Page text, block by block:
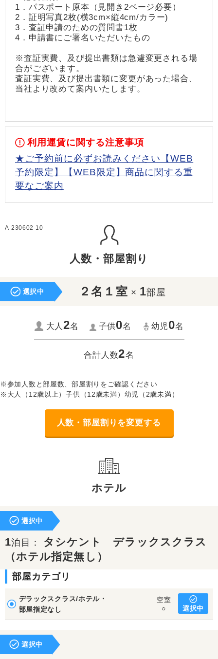
1．パスポート原本（見開き2ページ必要）
2．証明写真2枚(横3cm×縦4cm/カラー)
3．査証申請のための質問書1枚
4．申請書にご署名いただいたもの
※査証実費、及び提出書類は急遽変更される場
合がございます。
査証実費、及び提出書類に変更があった場合、
当社より改めて案内いたします。
利用運賃に関する注意事項
★ご予約前に必ずお読みください【WEB
予約限定】【WEB限定】商品に関する重
要なご案内
A-230602-10
人数・部屋割り
選択中 ２名１室 × 1部屋
大人2名 子供0名 幼児0名
合計人数2名
※参加人数と部屋数、部屋割りをご確認ください
※大人（12歳以上）子供（12歳未満）幼児（2歳未満）
人数・部屋割りを変更する
ホテル
選択中
1泊目： タシケント デラックスクラス
（ホテル指定無し）
部屋カテゴリ
デラックスクラス/ホテル・
部屋指定なし
空室
○
選択中
選択中